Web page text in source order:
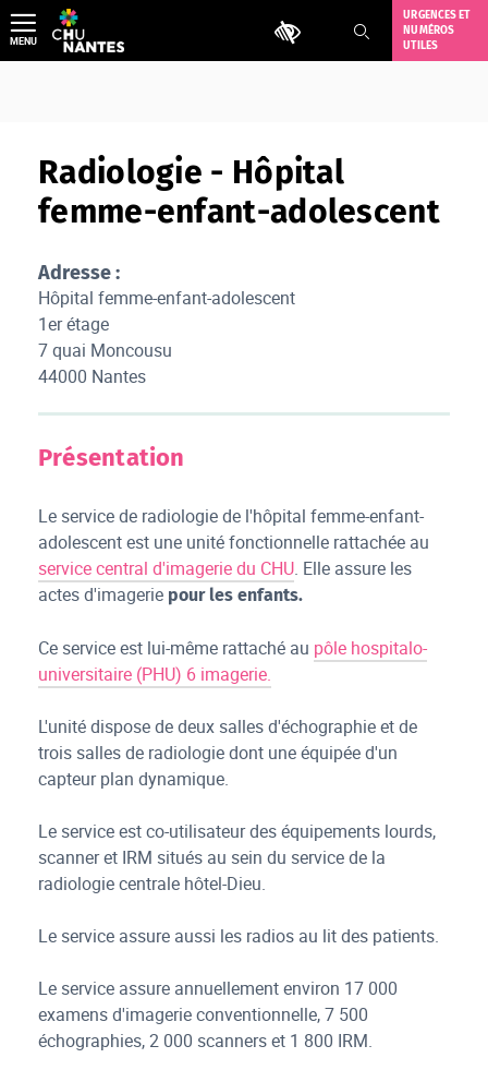
Aller
au
contenu
Outils d'accessibilité
URGENCES ET
NUMÉROS
UTILES
MENU
Radiologie - Hôpital
femme-enfant-adolescent
Adresse :
Hôpital femme-enfant-adolescent
1er étage
7 quai Moncousu
44000 Nantes
Présentation
Le service de radiologie de l'hôpital femme-enfant-
adolescent est une unité fonctionnelle rattachée au
service central d'imagerie du CHU. Elle assure les
actes d'imagerie pour les enfants.
Ce service est lui-même rattaché au pôle hospitalo-
universitaire (PHU) 6 imagerie.
L'unité dispose de deux salles d'échographie et de
trois salles de radiologie dont une équipée d'un
capteur plan dynamique.
Le service est co-utilisateur des équipements lourds,
scanner et IRM situés au sein du service de la
radiologie centrale hôtel-Dieu.
Le service assure aussi les radios au lit des patients.
Le service assure annuellement environ 17 000
examens d'imagerie conventionnelle, 7 500
échographies, 2 000 scanners et 1 800 IRM.